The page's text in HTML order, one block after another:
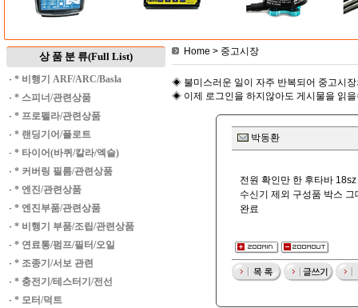
상 품 분 류(Full List)
· * 비행기 ARF/ARC/Basla
· * 스피너/관련상품
· * 프로펠라/관련상품
· * 랜딩기어/플로트
· * 타이어(바퀴/칼라/엑슬)
· * 커버링 필름/관련상품
· * 엔진/관련상품
· * 엔진부품/관련상품
· * 비행기 부품/조립/관련상품
· * 연료통/펌프/필터/오일
· * 조종기/서보 관련
· * 충전기/테스터기/전선
· * 모터/덕트
Home > 중고시장
◈ 불미스러운 일이 자주 반복되어 중고시
◈ 이제 로그인을 하지않아도 게시물을 읽
박동환
전원 확인만 한 후타바
수신기 제외 구성품 박스 그
완료